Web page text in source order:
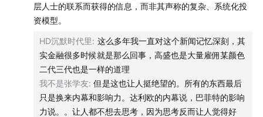
层人士的联系而获得的信息，而非其声称的复杂、系统化投
资模型。
HD沉默时代里: 这么多年我一直对这个新闻记忆深刻，其
实金融很多时候就是那么回事，高盛也是大量雇佣某颜色
二代三代也是一样的道理
我不是张学友: 但是这也让人挺绝望的。所有的东西最后
只是换来内幕和影响力。达利欧的内幕说，巴菲特的影响
力说。。让人都不想去思考，因为思考反而让人觉得好